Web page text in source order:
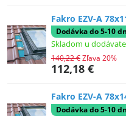
Fakro EZV-A
Dodávka do 5-10
Skladom u
112,18 €
140,22 €Zľava 20%
Fakro EZV-A
Dodávka do 5-10